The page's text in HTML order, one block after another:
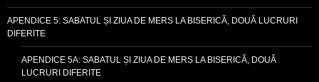
APENDICE 5: SABATUL ȘI ZIUA DE MERS LA BISERICĂ, DOUĂ LUCRURI
DIFERITE
APENDICE 5A: SABATUL ȘI ZIUA DE MERS LA BISERICĂ, DOUĂ
LUCRURI DIFERITE